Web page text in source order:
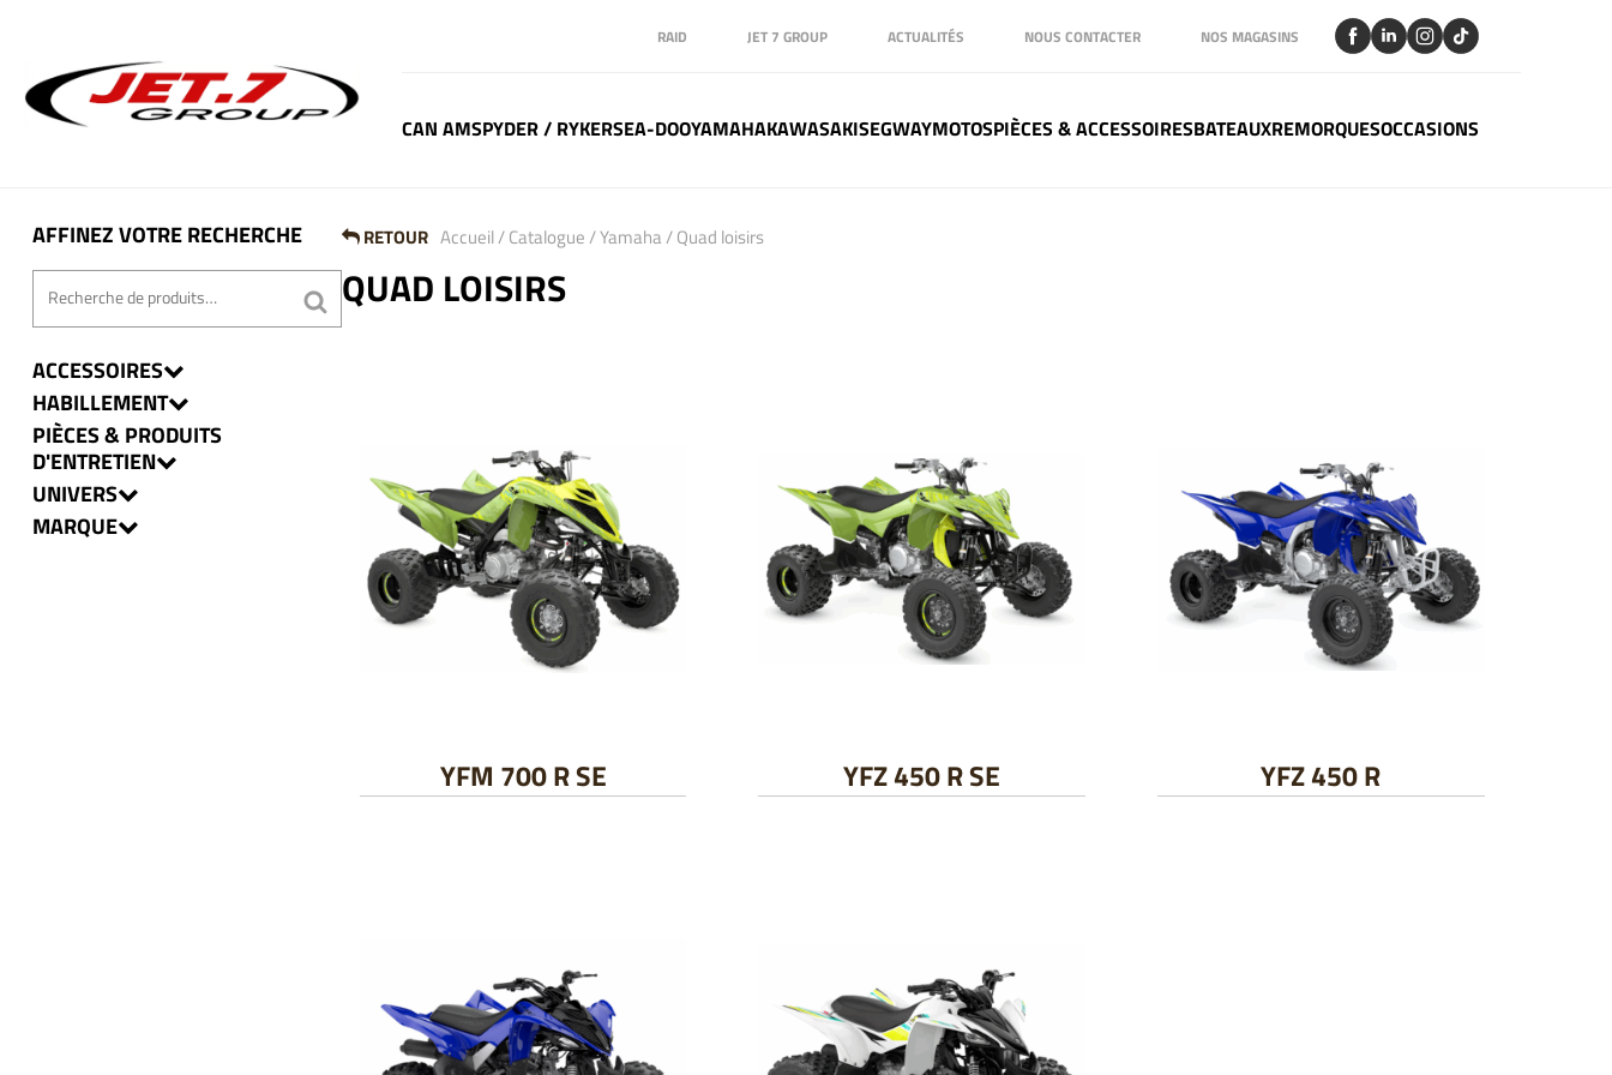
RAID JET 7 GROUP ACTUALITÉS NOUS CONTACTER NOS MAGASINS
CAN AMSPYDER / RYKERSEA-DOOYAMAHAKAWASAKISEGWAYMOTOSPIÈCES & ACCESSOIRESBATEAUXREMORQUESOCCASIONS
AFFINEZ VOTRE RECHERCHE
ACCESSOIRES
HABILLEMENT
PIÈCES & PRODUITS
D'ENTRETIEN
UNIVERS
MARQUE
RETOUR Accueil/Catalogue/Yamaha/ Quad loisirs
QUAD LOISIRS
YFM 700 R SE YFZ 450 R SE YFZ 450 R